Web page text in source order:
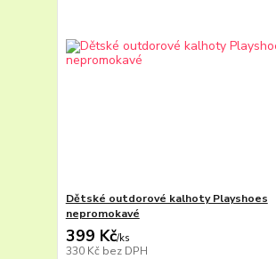
Dětské outdorové kalhoty Playshoes
nepromokavé
399 Kč/ks
330 Kč bez DPH